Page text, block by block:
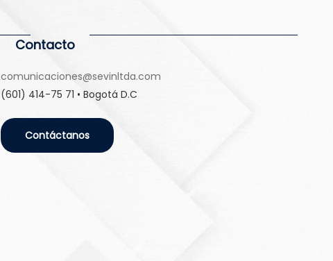
Contacto
comunicaciones@sevinltda.com
(601) 414-75 71 • Bogotá D.C
Contáctanos